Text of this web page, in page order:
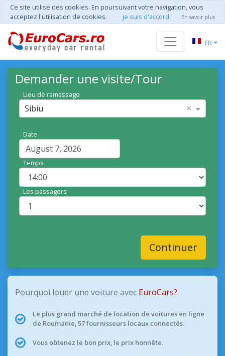
Ce site utilise des cookies. En poursuivant votre navigation, vous
acceptez l'utilisation de cookies.
je suis d'accord En savoir plus
FR
Demander une visite/Tour
Lieu de ramassage
Sibiu ×
Date
Temps
Les passagers
Continuer
Pourquoi louer une voiture avec EuroCars?
Le plus grand marché de location de voitures en ligne
de Roumanie, 57 fournisseurs locaux connectés.
Vous obtenez le bon prix, le prix honnête.